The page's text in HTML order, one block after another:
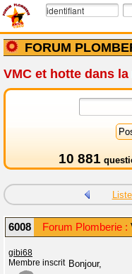
FORUM
VMC et hotte dans
10 881
6008 Forum Plomberie :
gibi68
Membre inscrit Bonjour,